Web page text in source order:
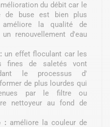
du débit car le
de buse est bien plus
la qualité de
renouvellement d'eau
un effet floculant car les
fines de saletés vont
le processus d'
de plus lourdes qui
par le filtre ou
nettoyeur au fond de
: améliore la couleur de